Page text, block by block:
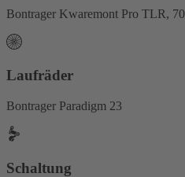
Bontrager Kwaremont Pro TLR,
Laufräder
Bontrager Paradigm 23
Schaltung